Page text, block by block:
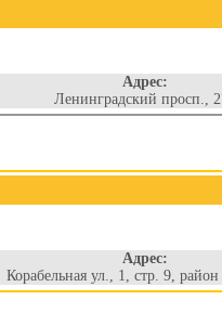
Адрес:
Ленинградский просп.,
Адрес:
Корабельная ул., 1, стр. 9,